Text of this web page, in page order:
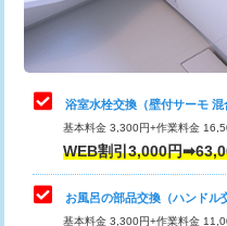
理・調整・分解・加工など
止水・漏水調査・防水処理
理・調整・分解・加工など（
止水・漏水調査・防水処理
理・調整・分解・加工など
トイレタンク脱着
浴室水栓交換（壁付サーモ 混
基本料金 3,300円+作業料金
WEB割引3,000円
お風呂の部品交換（ハンドル
基本料金 3,300円+作業料金